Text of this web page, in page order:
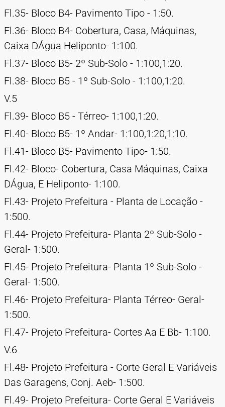
Fl.35- Bloco B4- Pavimento Tipo - 1:50.
Fl.36- Bloco B4- Cobertura, Casa, Máquinas,
Caixa DÁgua Heliponto- 1:100.
Fl.37- Bloco B5- 2º Sub-Solo - 1:100,1:20.
Fl.38- Bloco B5 - 1º Sub-Solo - 1:100,1:20.
V.5
Fl.39- Bloco B5 - Térreo- 1:100,1:20.
Fl.40- Bloco B5- 1º Andar- 1:100,1:20,1:10.
Fl.41- Bloco B5- Pavimento Tipo- 1:50.
Fl.42- Bloco- Cobertura, Casa Máquinas, Caixa
DÁgua, E Heliponto- 1:100.
Fl.43- Projeto Prefeitura - Planta de Locação -
1:500.
Fl.44- Projeto Prefeitura- Planta 2º Sub-Solo -
Geral- 1:500.
Fl.45- Projeto Prefeitura- Planta 1º Sub-Solo -
Geral- 1:500.
Fl.46- Projeto Prefeitura- Planta Térreo- Geral-
1:500.
Fl.47- Projeto Prefeitura- Cortes Aa E Bb- 1:100.
V.6
Fl.48- Projeto Prefeitura - Corte Geral E Variáveis
Das Garagens, Conj. Aeb- 1:500.
Fl.49- Projeto Prefeitura- Corte Geral E Variáveis